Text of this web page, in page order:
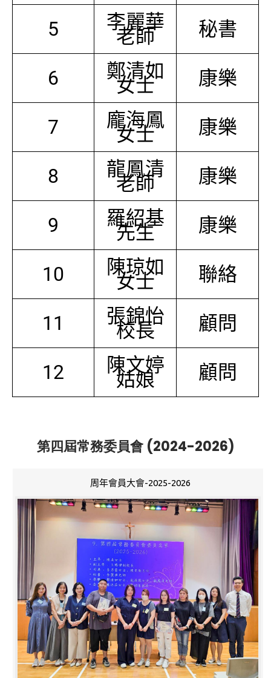
5 李麗華
老師 秘書
6 鄭清如
女士 康樂
7 龐海鳳
女士 康樂
8 龍鳳清
老師 康樂
9 羅紹基
先生 康樂
10 陳琼如
女士 聯絡
11 張錦怡
校長 顧問
12 陳文婷
姑娘 顧問
第四屆常務委員會 (2024-2026)
周年會員大會-2025-2026